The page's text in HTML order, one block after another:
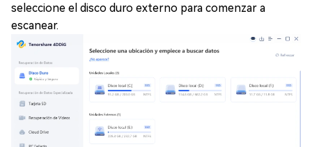
seleccione el disco duro externo para comenzar a
escanear.